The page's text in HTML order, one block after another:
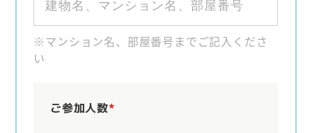
※マンション名、部屋番号までご記入くださ
い
ご参加人数*